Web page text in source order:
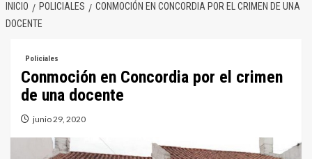
INICIO POLICIALES
CONMOCIÓN EN CONCORDIA POR EL CRIMEN DE UNA
DOCENTE
Policiales
Conmoción en Concordia por el crimen
de una docente
junio 29, 2020